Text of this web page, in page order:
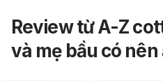
Review từ A-Z
và mẹ bầu có